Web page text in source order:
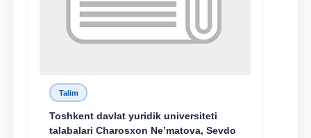
Talim
Toshkent davlat yuridik universiteti
talabalari Charosxon Ne’matova, Sevdo